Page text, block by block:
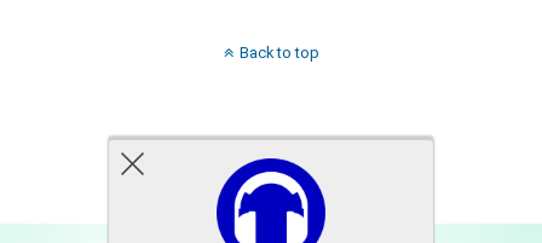
Back to top